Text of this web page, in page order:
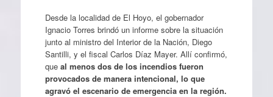
Desde la localidad de El Hoyo, el gobernador
Ignacio Torres brindó un informe sobre la situación
junto al ministro del Interior de la Nación, Diego
Santilli, y el fiscal Carlos Díaz Mayer. Allí confirmó,
que al menos dos de los incendios fueron
provocados de manera intencional, lo que
agravó el escenario de emergencia en la región.